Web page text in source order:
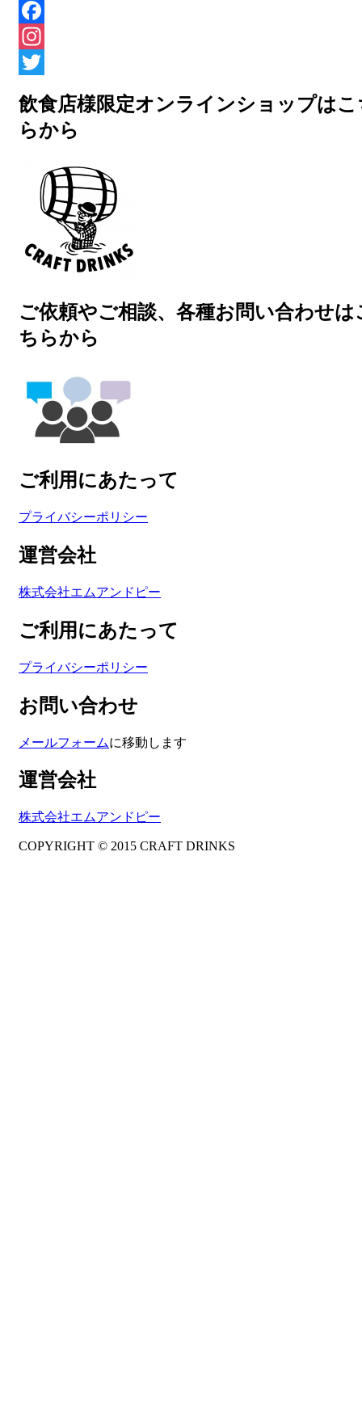
Facebook
Instagram
飲食店様限定オンラインショップはこ
らから
ご依頼やご相談、各種お問い合わせは
ちらから
ご利用にあたって
プライバシーポリシー
運営会社
株式会社エムアンドピー
ご利用にあたって
プライバシーポリシー
お問い合わせ
メールフォームに移動します
運営会社
株式会社エムアンドピー
COPYRIGHT © 2015 CRAFT DRINKS